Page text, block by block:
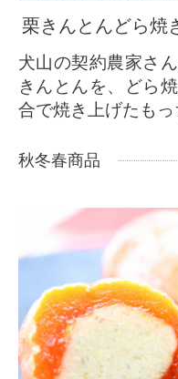
栗きんとんどら焼
犬山の契約農家さ
きんとんを、どら
合で焼き上げたもっ
秋冬春商品